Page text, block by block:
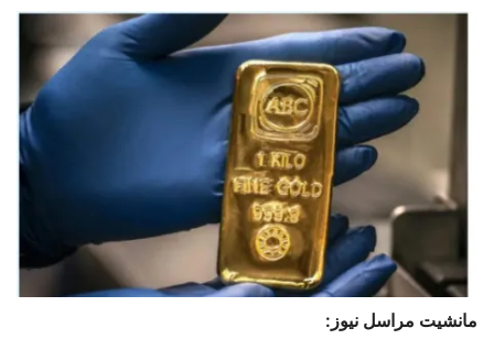
مانشيت مراسل نيوز: